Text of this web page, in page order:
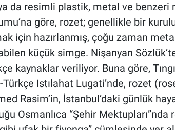
ya da resimli plastik, metal ve
göre, rozet; genellikle bir
için hazırlanmış, çoğu zaman
küçük simge. Nişanyan
kaynaklar veriliyor. Buna göre,
Istılahat Lugati’nde, rozet
Rasim’in, İstanbul’daki günlük
Osmanlıca “Şehir Mektupları”nda